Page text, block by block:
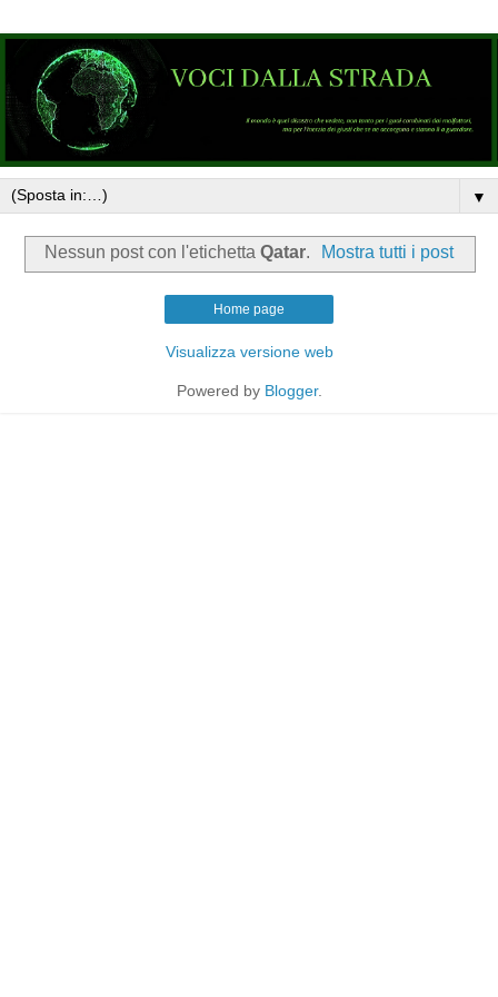
▼
Nessun post con l'etichetta Qatar. Mostra tutti i post
Home page
Visualizza versione web
Powered by Blogger.